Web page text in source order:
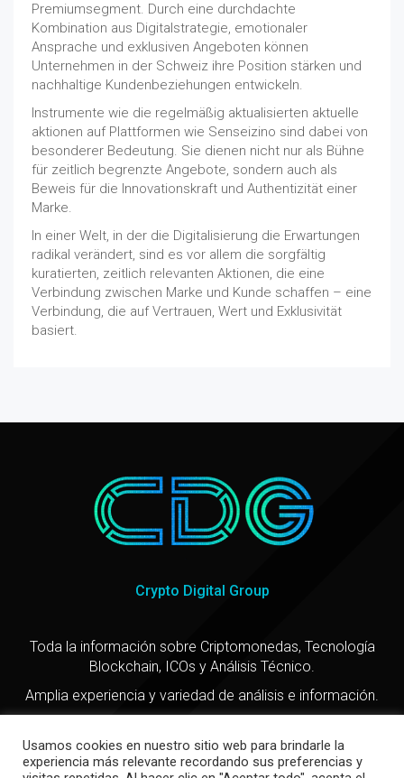
Premiumsegment. Durch eine durchdachte
Kombination aus Digitalstrategie, emotionaler
Ansprache und exklusiven Angeboten können
Unternehmen in der Schweiz ihre Position stärken und
nachhaltige Kundenbeziehungen entwickeln.
Instrumente wie die regelmäßig aktualisierten aktuelle
aktionen auf Plattformen wie Senseizino sind dabei von
besonderer Bedeutung. Sie dienen nicht nur als Bühne
für zeitlich begrenzte Angebote, sondern auch als
Beweis für die Innovationskraft und Authentizität einer
Marke.
In einer Welt, in der die Digitalisierung die Erwartungen
radikal verändert, sind es vor allem die sorgfältig
kuratierten, zeitlich relevanten Aktionen, die eine
Verbindung zwischen Marke und Kunde schaffen – eine
Verbindung, die auf Vertrauen, Wert und Exklusivität
basiert.
Crypto Digital Group
Toda la información sobre Criptomonedas, Tecnología
Blockchain, ICOs y Análisis Técnico.
Amplia experiencia y variedad de análisis e información.
Usamos cookies en nuestro sitio web para brindarle la
experiencia más relevante recordando sus preferencias y